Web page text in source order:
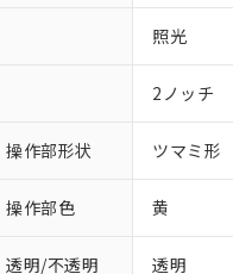
照光
2ノッチ
操作部形状 ツマミ形
操作部色 黄
透明/不透明 透明